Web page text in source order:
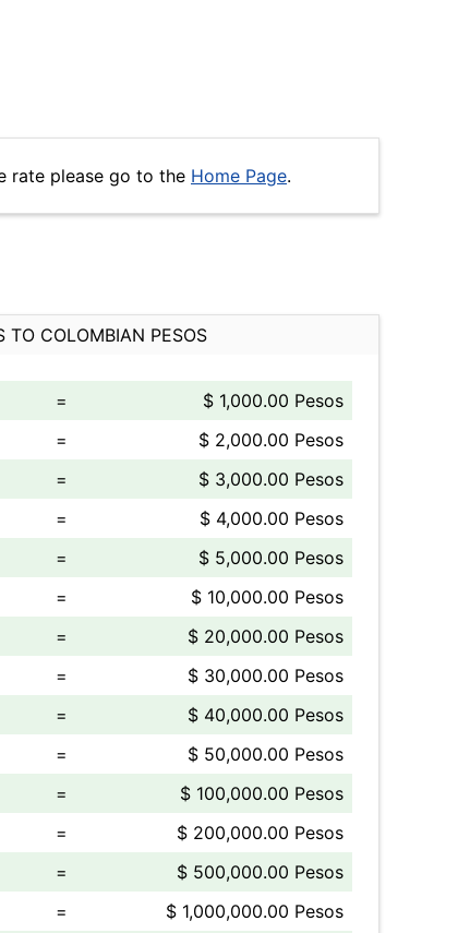
rate please go to the Home Page.
TO COLOMBIAN PESOS
=
$ 1,000.00 Pesos
=
$ 2,000.00 Pesos
=
$ 3,000.00 Pesos
=
$ 4,000.00 Pesos
=
$ 5,000.00 Pesos
=
$ 10,000.00 Pesos
=
$ 20,000.00 Pesos
=
$ 30,000.00 Pesos
=
$ 40,000.00 Pesos
=
$ 50,000.00 Pesos
=
$ 100,000.00 Pesos
=
$ 200,000.00 Pesos
=
$ 500,000.00 Pesos
= $ 1,000,000.00 Pesos